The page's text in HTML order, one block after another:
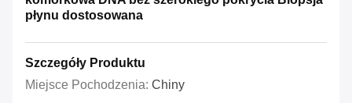
płynu dostosowana
Szczegóły Produktu
Miejsce Pochodzenia: Chiny